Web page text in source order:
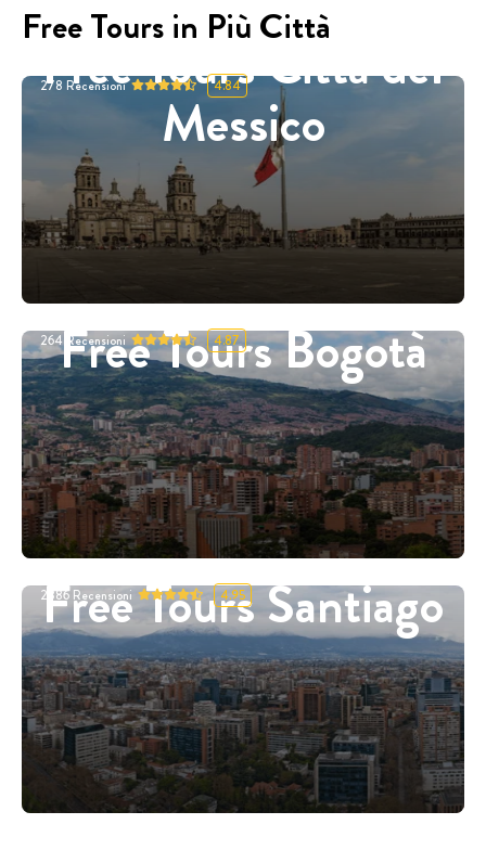
Free Tours in Più Città
Free Tours Città del
Messico
278 Recensioni 4.84
Free Tours Bogotà
264 Recensioni 4.87
Free Tours Santiago
2886 Recensioni 4.95